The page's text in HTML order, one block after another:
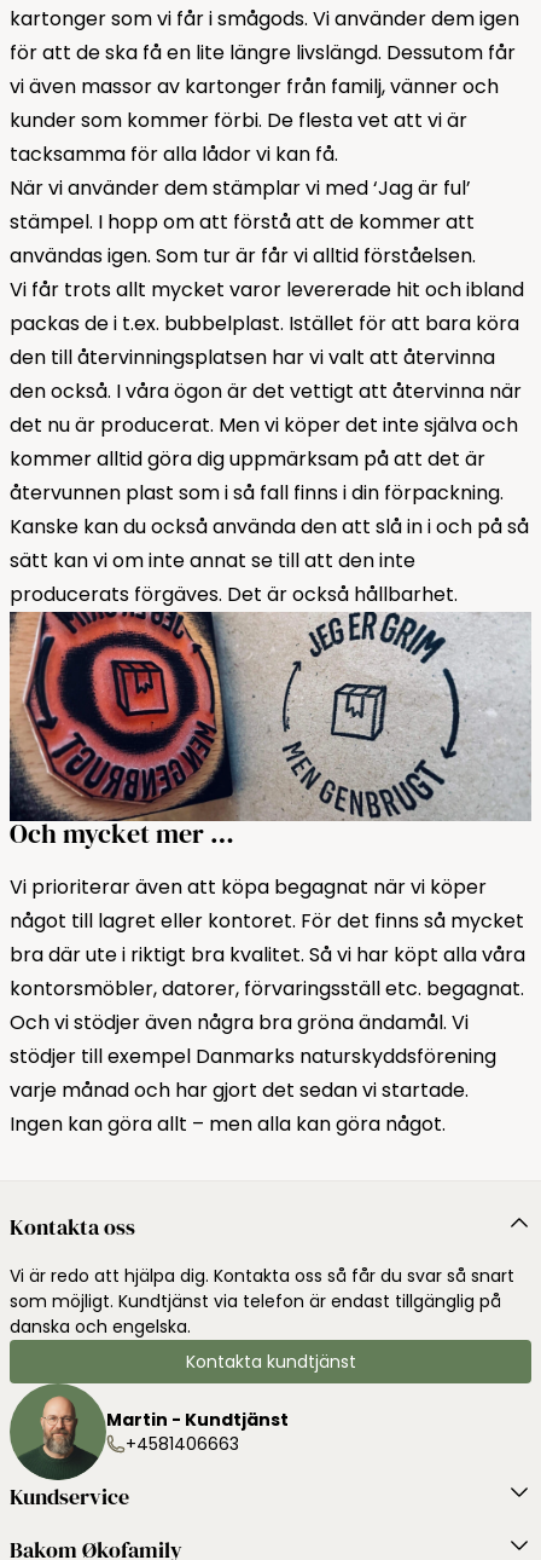
kartonger som vi får i smågods. Vi använder dem igen
för att de ska få en lite längre livslängd. Dessutom får
vi även massor av kartonger från familj, vänner och
kunder som kommer förbi. De flesta vet att vi är
tacksamma för alla lådor vi kan få.
När vi använder dem stämplar vi med ‘Jag är ful’
stämpel. I hopp om att förstå att de kommer att
användas igen. Som tur är får vi alltid förståelsen.
Vi får trots allt mycket varor levererade hit och ibland
packas de i t.ex. bubbelplast. Istället för att bara köra
den till återvinningsplatsen har vi valt att återvinna
den också. I våra ögon är det vettigt att återvinna när
det nu är producerat. Men vi köper det inte själva och
kommer alltid göra dig uppmärksam på att det är
återvunnen plast som i så fall finns i din förpackning.
Kanske kan du också använda den att slå in i och på så
sätt kan vi om inte annat se till att den inte
producerats förgäves. Det är också hållbarhet.
Och mycket mer …
Vi prioriterar även att köpa begagnat när vi köper
något till lagret eller kontoret. För det finns så mycket
bra där ute i riktigt bra kvalitet. Så vi har köpt alla våra
kontorsmöbler, datorer, förvaringsställ etc. begagnat.
Och vi stödjer även några bra gröna ändamål. Vi
stödjer till exempel Danmarks naturskyddsförening
varje månad och har gjort det sedan vi startade.
Ingen kan göra allt – men alla kan göra något.
Kontakta oss
Vi är redo att hjälpa dig. Kontakta oss så får du svar så snart
som möjligt. Kundtjänst via telefon är endast tillgänglig på
danska och engelska.
Kontakta kundtjänst
Martin - Kundtjänst
+4581406663
Kundservice
Bakom Økofamily